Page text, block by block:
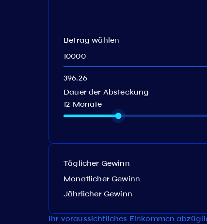
Betrag wählen
Dauer der Absteckung
12 Monate
Täglicher Gewinn
Monatlicher Gewinn
Jährlicher Gewinn
Ihr voraussichtliches Einkommen